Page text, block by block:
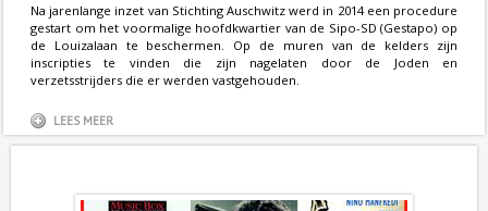
Na jarenlange inzet van Stichting Auschwitz werd in 2014 een procedure
gestart om het voormalige hoofdkwartier van de Sipo-SD (Gestapo) op
de Louizalaan te beschermen. Op de muren van de kelders zijn
inscripties te vinden die zijn nagelaten door de Joden en
verzetsstrijders die er werden vastgehouden.
LEES MEER